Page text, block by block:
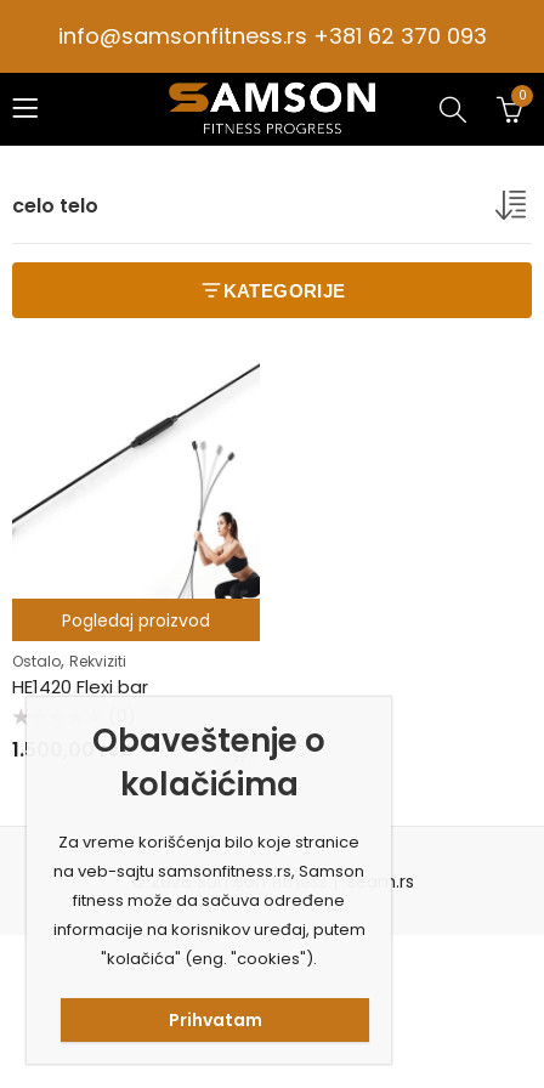
info@samsonfitness.rs +381 62 370 093
0
celo telo
KATEGORIJE
Pogledaj proizvod
Ostalo, Rekviziti
HE1420 Flexi bar
sa
1.500,00rsd
© 2026 Samson fitness |seam.rs
Obaveštenje o
kolačićima
Za vreme korišćenja bilo koje stranice
na veb-sajtu samsonfitness.rs, Samson
fitness može da sačuva određene
informacije na korisnikov uređaj, putem
"kolačića" (eng. "cookies").
Prihvatam